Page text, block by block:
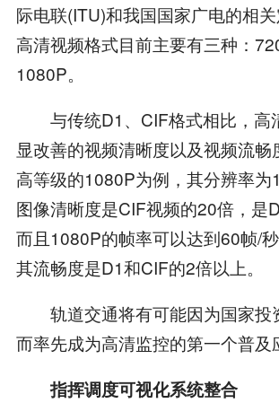
际电联(ITU)和我国国家广电的相
高清视频格式目前主要有三种：
1080P。
与传统D1、CIF格式相比，高
显改善的视频清晰度以及视频流畅
高等级的1080P为例，其分辨率为
图像清晰度是CIF视频的20倍，是
而且1080P的帧率可以达到60帧/
其流畅度是D1和CIF的2倍以上。
轨道交通将有可能因为国家投
而率先成为高清监控的第一个普及
指挥调度可视化系统整合